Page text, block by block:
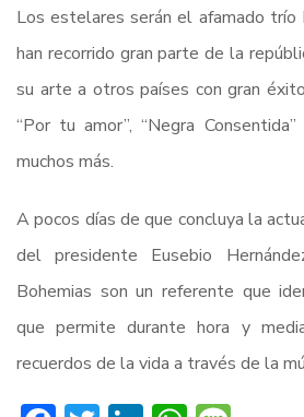
Los estelares serán el afamado trío
han recorrido gran parte de la
su arte a otros países con gran
“Por tu amor”, “Negra Consentida”
muchos más.
A pocos días de que concluya la
del presidente Eusebio
Bohemias son un referente que
que permite durante hora y
recuerdos de la vida a través de la